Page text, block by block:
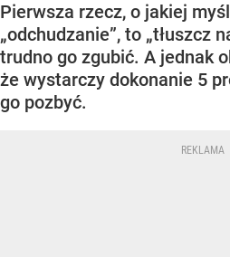
Pierwsza rzecz, o jakiej
„odchudzanie”, to „tłuszcz
trudno go zgubić. A jednak
że wystarczy dokonanie 5
go pozbyć.